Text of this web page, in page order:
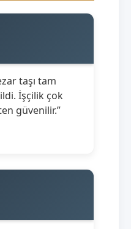
taşı tam
İşçilik çok
güvenilir.”